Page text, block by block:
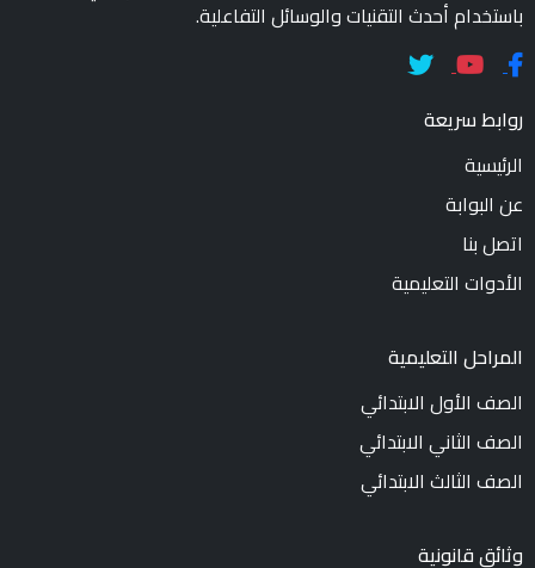
باستخدام أحدث التقنيات والوسائل التفاعلية.
روابط سريعة
الرئيسية
عن البوابة
اتصل بنا
الأدوات التعليمية
المراحل التعليمية
الصف الأول الابتدائي
الصف الثاني الابتدائي
الصف الثالث الابتدائي
وثائق قانونية